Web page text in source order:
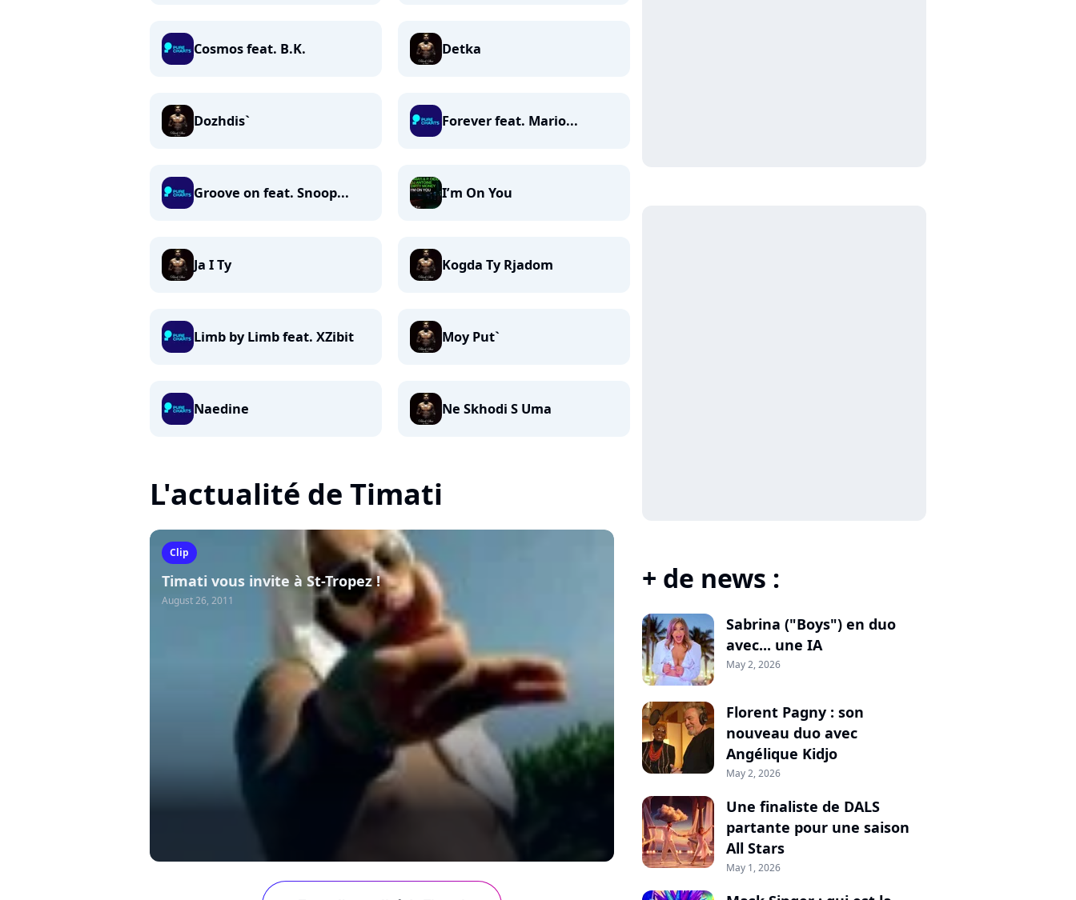
Cosmos feat. B.K. Detka
Dozhdis` Forever feat. Mario...
Groove on feat. Snoop... I’m On You
Ja I Ty Kogda Ty Rjadom
Limb by Limb feat. XZibit Moy Put`
Naedine Ne Skhodi S Uma
L'actualité de Timati
Clip
Timati vous invite à St-Tropez !
August 26, 2011
+ de news :
Sabrina ("Boys") en duo
avec... une IA
May 2, 2026
Florent Pagny : son
nouveau duo avec
Angélique Kidjo
May 2, 2026
Une finaliste de DALS
partante pour une saison
All Stars
May 1, 2026